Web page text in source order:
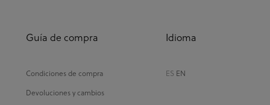
Guía de compra
Condiciones de compra
Devoluciones y cambios
Idioma
ES EN